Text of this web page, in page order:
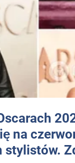
na
stylistów.